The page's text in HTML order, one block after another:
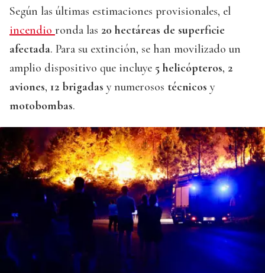
Según las últimas estimaciones provisionales, el
incendio ronda las 20 hectáreas de superficie
afectada. Para su extinción, se han movilizado un
amplio dispositivo que incluye 5 helicópteros, 2
aviones, 12 brigadas y numerosos técnicos y
motobombas.